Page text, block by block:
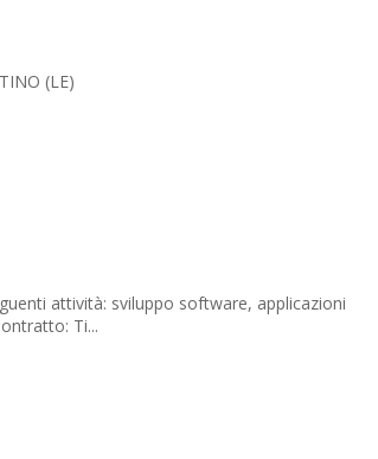
(LE)
attività: sviluppo software, applicazioni
Ti...